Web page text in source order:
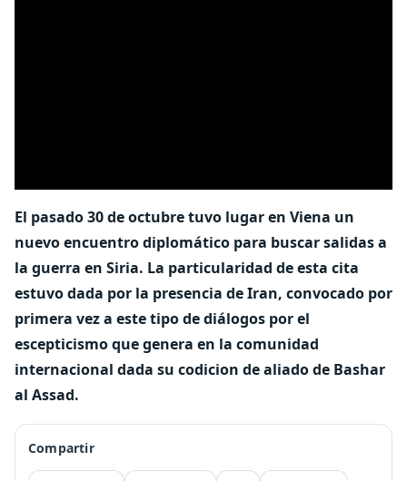
El pasado 30 de octubre tuvo lugar en Viena un
nuevo encuentro diplomático para buscar salidas a
la guerra en Siria. La particularidad de esta cita
estuvo dada por la presencia de Iran, convocado por
primera vez a este tipo de diálogos por el
escepticismo que genera en la comunidad
internacional dada su codicion de aliado de Bashar
al Assad.
Compartir